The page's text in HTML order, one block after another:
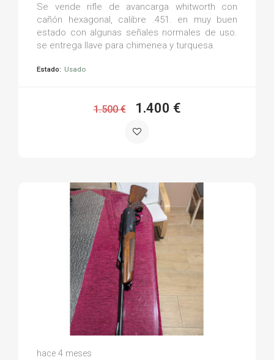
Se vende rifle de avancarga whitworth con
cañón hexagonal, calibre .451. en muy buen
estado con algunas señales normales de uso.
se entrega llave para chimenea y turquesa.
Estado: Usado
1.500 € 1.400 €
hace 4 meses